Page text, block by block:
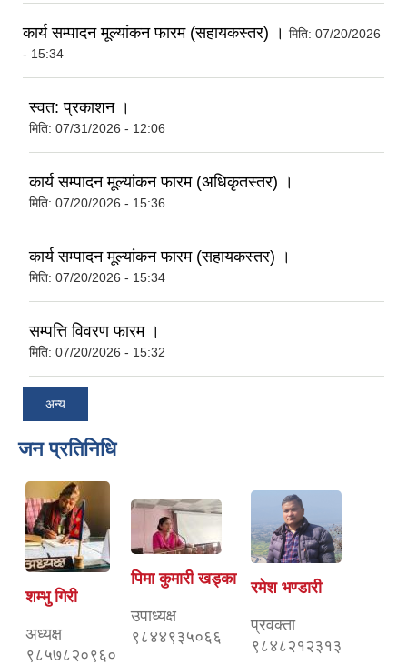
कार्य सम्पादन मूल्यांकन फारम (सहायकस्तर) । मिति: 07/20/2026
- 15:34
स्वत: प्रकाशन ।
मिति: 07/31/2026 - 12:06
कार्य सम्पादन मूल्यांकन फारम (अधिकृतस्तर) ।
मिति: 07/20/2026 - 15:36
कार्य सम्पादन मूल्यांकन फारम (सहायकस्तर) ।
मिति: 07/20/2026 - 15:34
सम्पत्ति विवरण फारम ।
मिति: 07/20/2026 - 15:32
अन्य
जन प्रतिनिधि
शम्भु गिरी
अध्यक्ष
९८५७८२०९६०
पिमा कुमारी खड्का
उपाध्यक्ष
९८४४९३५०६६
रमेश भण्डारी
प्रवक्ता
९८४८२१२३१३